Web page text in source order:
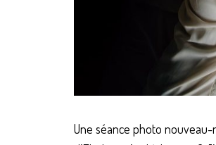
Une séance photo